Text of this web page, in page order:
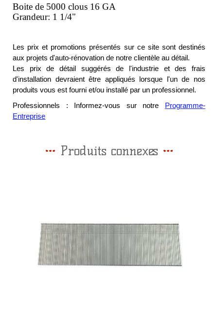
Boite de 5000 clous 16 GA
Grandeur: 1 1/4"
Les prix et promotions présentés sur ce site sont destinés
aux projets d'auto-rénovation de notre clientèle au détail.
Les prix de détail suggérés de l'industrie et des frais
d'installation devraient être appliqués lorsque l'un de nos
produits vous est fourni et/ou installé par un professionnel.
Professionnels : Informez-vous sur notre
Programme-
Entreprise
Produits connexes